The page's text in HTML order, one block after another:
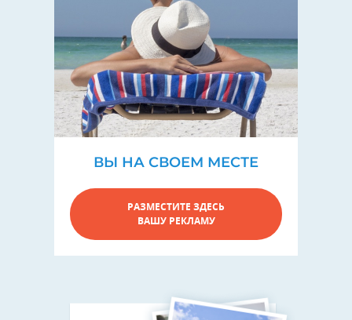
ВЫ НА СВОЕМ МЕСТЕ
РАЗМЕСТИТЕ ЗДЕСЬ
ВАШУ РЕКЛАМУ